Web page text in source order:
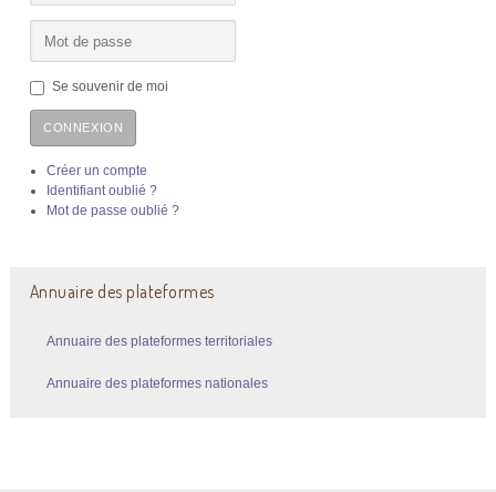
Se souvenir de moi
CONNEXION
Créer un compte
Identifiant oublié ?
Mot de passe oublié ?
Annuaire des plateformes
Annuaire des plateformes territoriales
Annuaire des plateformes nationales